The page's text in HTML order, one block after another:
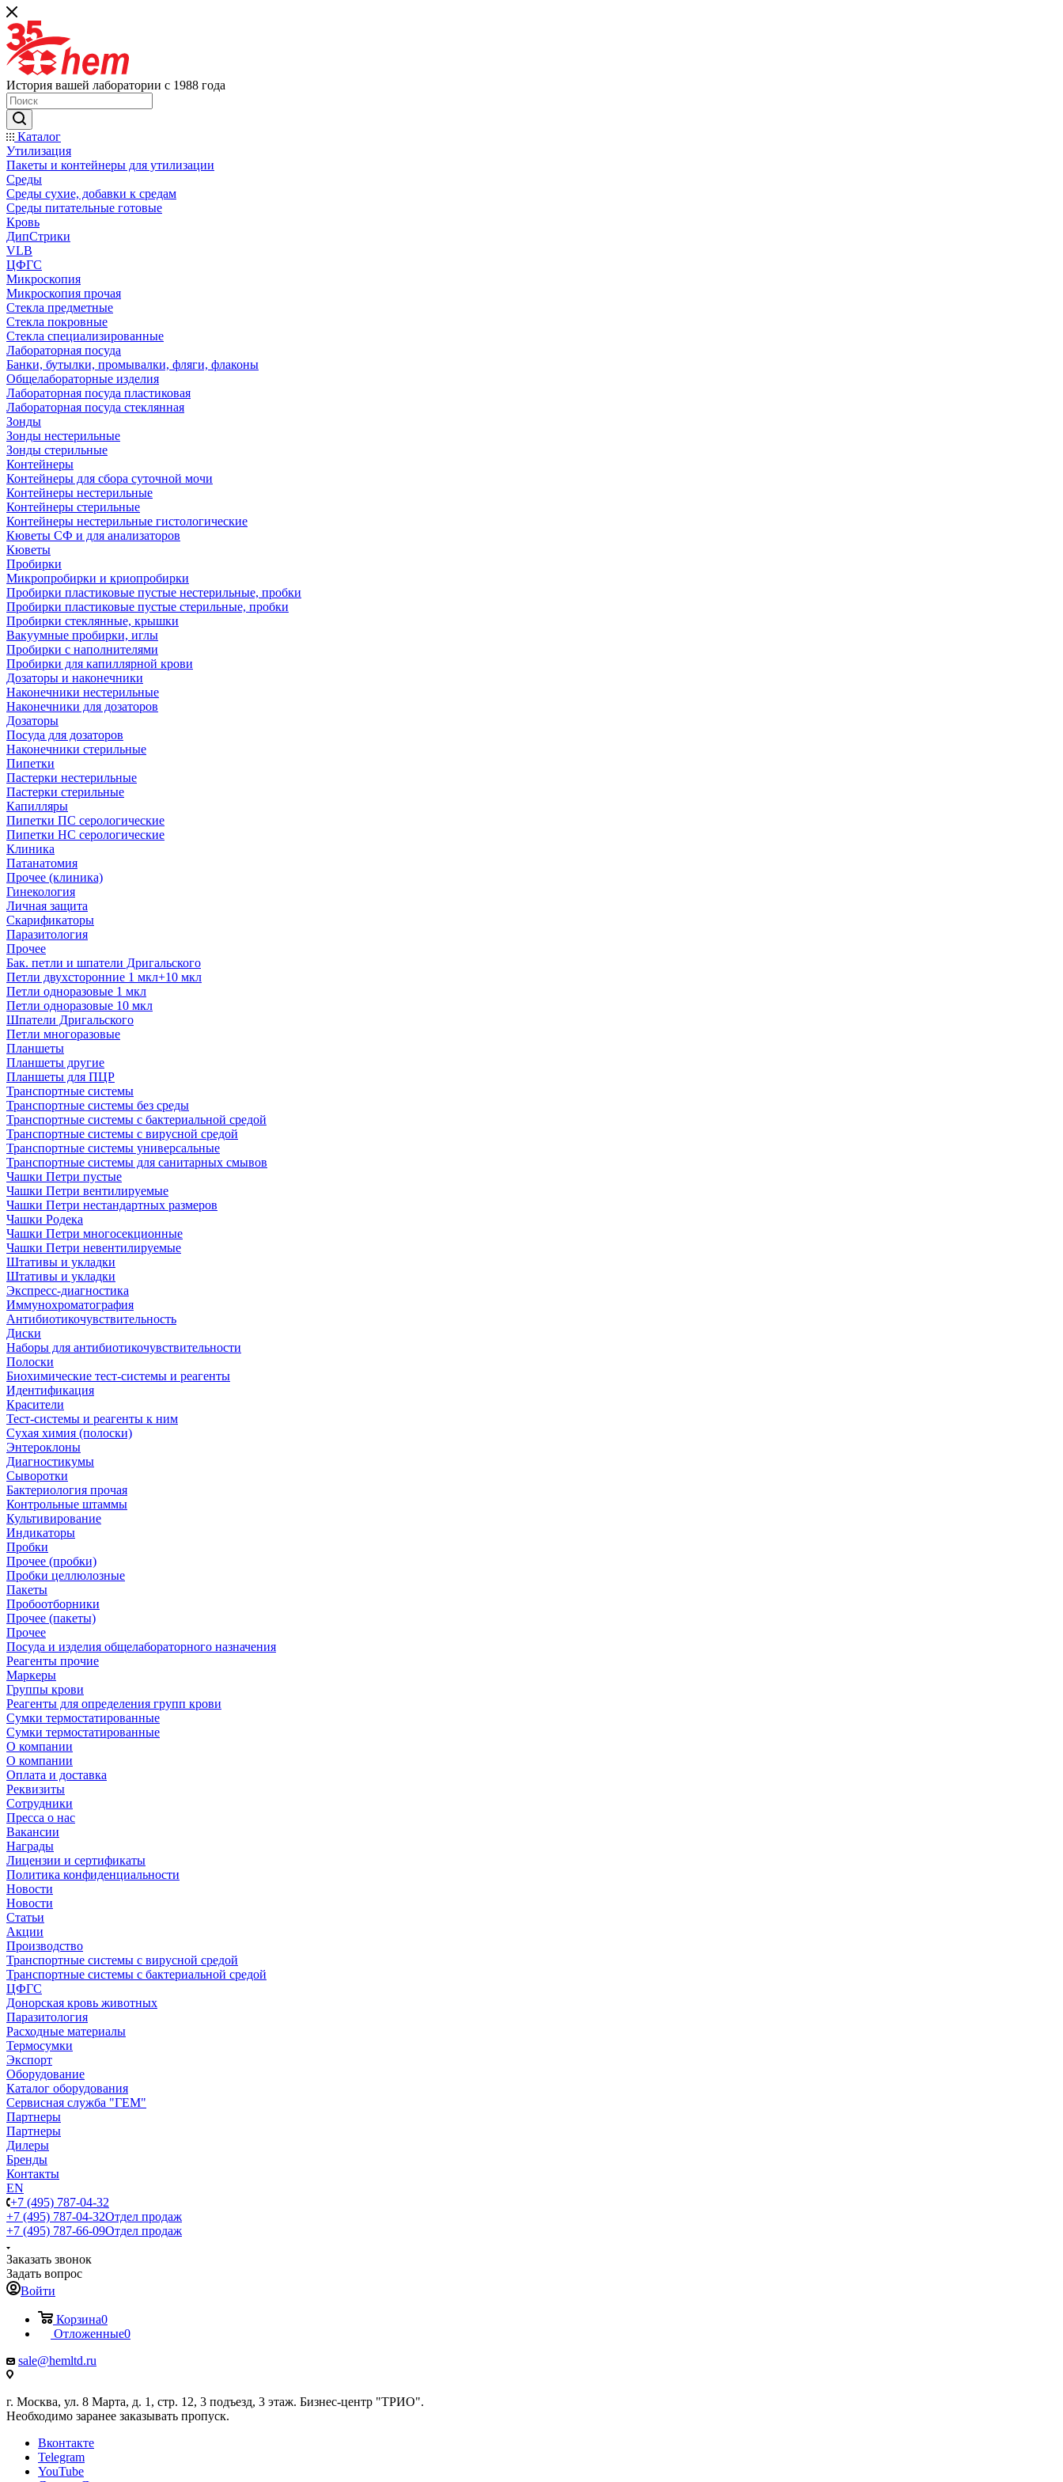
История вашей лаборатории с 1988 года
Каталог
Утилизация
Пакеты и контейнеры для утилизации
Среды
Среды сухие, добавки к средам
Среды питательные готовые
Кровь
ДипСтрики
VLB
ЦФГС
Микроскопия
Микроскопия прочая
Стекла предметные
Стекла покровные
Стекла специализированные
Лабораторная посуда
Банки, бутылки, промывалки, фляги, флаконы
Общелабораторные изделия
Лабораторная посуда пластиковая
Лабораторная посуда стеклянная
Зонды
Зонды нестерильные
Зонды стерильные
Контейнеры
Контейнеры для сбора суточной мочи
Контейнеры нестерильные
Контейнеры стерильные
Контейнеры нестерильные гистологические
Кюветы СФ и для анализаторов
Кюветы
Пробирки
Микропробирки и криопробирки
Пробирки пластиковые пустые нестерильные, пробки
Пробирки пластиковые пустые стерильные, пробки
Пробирки стеклянные, крышки
Вакуумные пробирки, иглы
Пробирки с наполнителями
Пробирки для капиллярной крови
Дозаторы и наконечники
Наконечники нестерильные
Наконечники для дозаторов
Дозаторы
Посуда для дозаторов
Наконечники стерильные
Пипетки
Пастерки нестерильные
Пастерки стерильные
Капилляры
Пипетки ПС серологические
Пипетки НС серологические
Клиника
Патанатомия
Прочее (клиника)
Гинекология
Личная защита
Скарификаторы
Паразитология
Прочее
Бак. петли и шпатели Дригальского
Петли двухсторонние 1 мкл+10 мкл
Петли одноразовые 1 мкл
Петли одноразовые 10 мкл
Шпатели Дригальского
Петли многоразовые
Планшеты
Планшеты другие
Планшеты для ПЦР
Транспортные системы
Транспортные системы без среды
Транспортные системы с бактериальной средой
Транспортные системы с вирусной средой
Транспортные системы универсальные
Транспортные системы для санитарных смывов
Чашки Петри пустые
Чашки Петри вентилируемые
Чашки Петри нестандартных размеров
Чашки Родека
Чашки Петри многосекционные
Чашки Петри невентилируемые
Штативы и укладки
Штативы и укладки
Экспресс-диагностика
Иммунохроматография
Антибиотикочувствительность
Диски
Наборы для антибиотикочувствительности
Полоски
Биохимические тест-системы и реагенты
Идентификация
Красители
Тест-системы и реагенты к ним
Сухая химия (полоски)
Энтероклоны
Диагностикумы
Сыворотки
Бактериология прочая
Контрольные штаммы
Культивирование
Индикаторы
Пробки
Прочее (пробки)
Пробки целлюлозные
Пакеты
Пробоотборники
Прочее (пакеты)
Прочее
Посуда и изделия общелабораторного назначения
Реагенты прочие
Маркеры
Группы крови
Реагенты для определения групп крови
Сумки термостатированные
Сумки термостатированные
О компании
О компании
Оплата и доставка
Реквизиты
Сотрудники
Пресса о нас
Вакансии
Награды
Лицензии и сертификаты
Политика конфиденциальности
Новости
Новости
Статьи
Акции
Производство
Транспортные системы с вирусной средой
Транспортные системы с бактериальной средой
ЦФГС
Донорская кровь животных
Паразитология
Расходные материалы
Термосумки
Экспорт
Оборудование
Каталог оборудования
Сервисная служба "ГЕМ"
Партнеры
Партнеры
Дилеры
Бренды
Контакты
EN
+7 (495) 787-04-32
+7 (495) 787-04-32Отдел продаж
+7 (495) 787-66-09Отдел продаж
Заказать звонок
Задать вопрос
Войти
Корзина0
Отложенные0
sale@hemltd.ru
г. Москва, ул. 8 Марта, д. 1, стр. 12, 3 подъезд, 3 этаж. Бизнес-центр "ТРИО".
Необходимо заранее заказывать пропуск.
Вконтакте
Telegram
YouTube